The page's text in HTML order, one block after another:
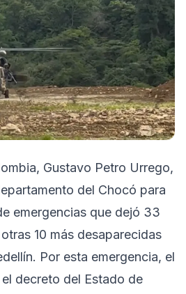
Gustavo Petro Urrego,
del Chocó para
emergencias que dejó 33
10 más desaparecidas
Por esta emergencia, el
decreto del Estado de